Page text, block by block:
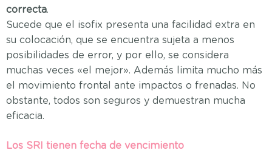
correcta.
Sucede que el isofix presenta una facilidad extra en
su colocación, que se encuentra sujeta a menos
posibilidades de error, y por ello, se considera
muchas veces «el mejor». Además limita mucho más
el movimiento frontal ante impactos o frenadas. No
obstante, todos son seguros y demuestran mucha
eficacia.
Los SRI tienen fecha de vencimiento